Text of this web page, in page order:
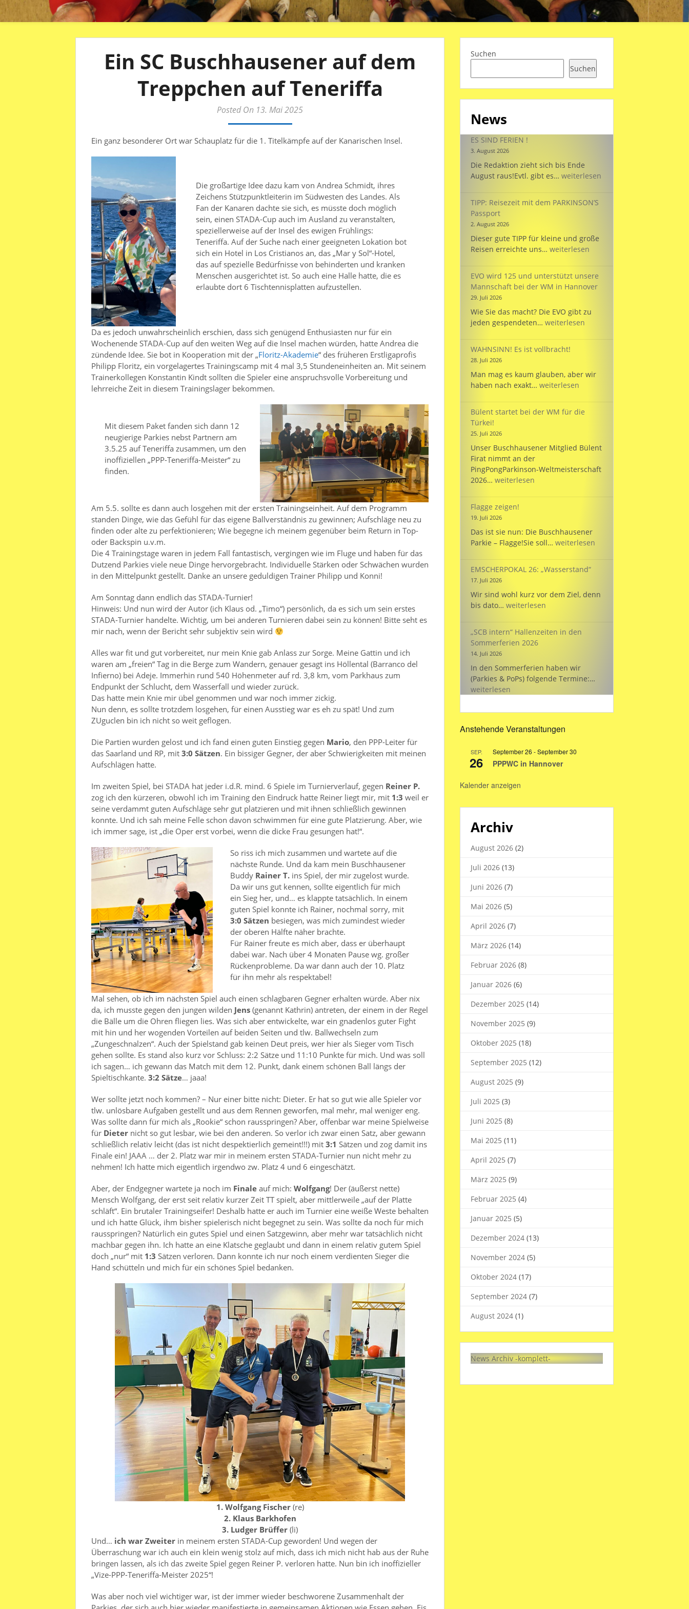
Ein SC Buschhausener auf dem
Treppchen auf Teneriffa
Posted On 13. Mai 2025
Ein ganz besonderer Ort war Schauplatz für die 1. Titelkämpfe auf der Kanarischen Insel.
Die großartige Idee dazu kam von Andrea Schmidt, ihres
Zeichens Stützpunktleiterin im Südwesten des Landes. Als
Fan der Kanaren dachte sie sich, es müsste doch möglich
sein, einen STADA-Cup auch im Ausland zu veranstalten,
speziellerweise auf der Insel des ewigen Frühlings:
Teneriffa. Auf der Suche nach einer geeigneten Lokation bot
sich ein Hotel in Los Cristianos an, das „Mar y Sol“-Hotel,
das auf spezielle Bedürfnisse von behinderten und kranken
Menschen ausgerichtet ist. So auch eine Halle hatte, die es
erlaubte dort 6 Tischtennisplatten aufzustellen.
Da es jedoch unwahrscheinlich erschien, dass sich genügend Enthusiasten nur für ein
Wochenende STADA-Cup auf den weiten Weg auf die Insel machen würden, hatte Andrea die
zündende Idee. Sie bot in Kooperation mit der „Floritz-Akademie“ des früheren Erstligaprofis
Philipp Floritz, ein vorgelagertes Trainingscamp mit 4 mal 3,5 Stundeneinheiten an. Mit seinem
Trainerkollegen Konstantin Kindt sollten die Spieler eine anspruchsvolle Vorbereitung und
lehrreiche Zeit in diesem Trainingslager bekommen.
Mit diesem Paket fanden sich dann 12
neugierige Parkies nebst Partnern am
3.5.25 auf Teneriffa zusammen, um den
inoffiziellen „PPP-Teneriffa-Meister“ zu
finden.
Am 5.5. sollte es dann auch losgehen mit der ersten Trainingseinheit. Auf dem Programm
standen Dinge, wie das Gefühl für das eigene Ballverständnis zu gewinnen; Aufschläge neu zu
finden oder alte zu perfektionieren; Wie begegne ich meinem gegenüber beim Return in Top-
oder Backspin u.v.m.
Die 4 Trainingstage waren in jedem Fall fantastisch, vergingen wie im Fluge und haben für das
Dutzend Parkies viele neue Dinge hervorgebracht. Individuelle Stärken oder Schwächen wurden
in den Mittelpunkt gestellt. Danke an unsere geduldigen Trainer Philipp und Konni!
Am Sonntag dann endlich das STADA-Turnier!
Hinweis: Und nun wird der Autor (ich Klaus od. „Timo“) persönlich, da es sich um sein erstes
STADA-Turnier handelte. Wichtig, um bei anderen Turnieren dabei sein zu können! Bitte seht es
mir nach, wenn der Bericht sehr subjektiv sein wird
Alles war fit und gut vorbereitet, nur mein Knie gab Anlass zur Sorge. Meine Gattin und ich
waren am „freien“ Tag in die Berge zum Wandern, genauer gesagt ins Höllental (Barranco del
Infierno) bei Adeje. Immerhin rund 540 Höhenmeter auf rd. 3,8 km, vom Parkhaus zum
Endpunkt der Schlucht, dem Wasserfall und wieder zurück.
Das hatte mein Knie mir übel genommen und war noch immer zickig.
Nun denn, es sollte trotzdem losgehen, für einen Ausstieg war es eh zu spät! Und zum
ZUguclen bin ich nicht so weit geflogen.
Die Partien wurden gelost und ich fand einen guten Einstieg gegen Mario, den PPP-Leiter für
das Saarland und RP, mit 3:0 Sätzen. Ein bissiger Gegner, der aber Schwierigkeiten mit meinen
Aufschlägen hatte.
Im zweiten Spiel, bei STADA hat jeder i.d.R. mind. 6 Spiele im Turnierverlauf, gegen Reiner P.
zog ich den kürzeren, obwohl ich im Training den Eindruck hatte Reiner liegt mir, mit 1:3 weil er
seine verdammt guten Aufschläge sehr gut platzieren und mit ihnen schließlich gewinnen
konnte. Und ich sah meine Felle schon davon schwimmen für eine gute Platzierung. Aber, wie
ich immer sage, ist „die Oper erst vorbei, wenn die dicke Frau gesungen hat!“.
So riss ich mich zusammen und wartete auf die
nächste Runde. Und da kam mein Buschhausener
Buddy Rainer T.ins Spiel, der mir zugelost wurde.
Da wir uns gut kennen, sollte eigentlich für mich
ein Sieg her, und… es klappte tatsächlich. In einem
guten Spiel konnte ich Rainer, nochmal sorry, mit
3:0 Sätzen besiegen, was mich zumindest wieder
der oberen Hälfte näher brachte.
Für Rainer freute es mich aber, dass er überhaupt
dabei war. Nach über 4 Monaten Pause wg. großer
Rückenprobleme. Da war dann auch der 10. Platz
für ihn mehr als respektabel!
Mal sehen, ob ich im nächsten Spiel auch einen schlagbaren Gegner erhalten würde. Aber nix
da, ich musste gegen den jungen wilden Jens (genannt Kathrin) antreten, der einem in der Regel
die Bälle um die Ohren fliegen lies. Was sich aber entwickelte, war ein gnadenlos guter Fight
mit hin und her wogenden Vorteilen auf beiden Seiten und tlw. Ballwechseln zum
„Zungeschnalzen“. Auch der Spielstand gab keinen Deut preis, wer hier als Sieger vom Tisch
gehen sollte. Es stand also kurz vor Schluss: 2:2 Sätze und 11:10 Punkte für mich. Und was soll
ich sagen… ich gewann das Match mit dem 12. Punkt, dank einem schönen Ball längs der
Spieltischkante. 3:2 Sätze… jaaa!
Wer sollte jetzt noch kommen? – Nur einer bitte nicht: Dieter. Er hat so gut wie alle Spieler vor
tlw. unlösbare Aufgaben gestellt und aus dem Rennen geworfen, mal mehr, mal weniger eng.
Was sollte dann für mich als „Rookie“ schon rausspringen? Aber, offenbar war meine Spielweise
für Dieter nicht so gut lesbar, wie bei den anderen. So verlor ich zwar einen Satz, aber gewann
schließlich relativ leicht (das ist nicht despektierlich gemeint!!!) mit 3:1 Sätzen und zog damit ins
Finale ein! JAAA … der 2. Platz war mir in meinem ersten STADA-Turnier nun nicht mehr zu
nehmen! Ich hatte mich eigentlich irgendwo zw. Platz 4 und 6 eingeschätzt.
Aber, der Endgegner wartete ja noch im Finale auf mich: Wolfgang! Der (äußerst nette)
Mensch Wolfgang, der erst seit relativ kurzer Zeit TT spielt, aber mittlerweile „auf der Platte
schläft“. Ein brutaler Trainingseifer! Deshalb hatte er auch im Turnier eine weiße Weste behalten
und ich hatte Glück, ihm bisher spielerisch nicht begegnet zu sein. Was sollte da noch für mich
rausspringen? Natürlich ein gutes Spiel und einen Satzgewinn, aber mehr war tatsächlich nicht
machbar gegen ihn. Ich hatte an eine Klatsche geglaubt und dann in einem relativ gutem Spiel
doch „nur“ mit 1:3 Sätzen verloren. Dann konnte ich nur noch einem verdienten Sieger die
Hand schütteln und mich für ein schönes Spiel bedanken.
1. Wolfgang Fischer (re)
2. Klaus Barkhofen
3. Ludger Brüffer (li)
Und… ich war Zweiter in meinem ersten STADA-Cup geworden! Und wegen der
Überraschung war ich auch ein klein wenig stolz auf mich, dass ich mich nicht hab aus der Ruhe
bringen lassen, als ich das zweite Spiel gegen Reiner P. verloren hatte. Nun bin ich inoffizieller
„Vize-PPP-Teneriffa-Meister 2025“!
Was aber noch viel wichtiger war, ist der immer wieder beschworene Zusammenhalt der
Suchen
Suchen
News
ES SIND FERIEN !
3. August 2026
Die Redaktion zieht sich bis Ende
August raus!Evtl. gibt es… ES
!
weiterlesen
TIPP: Reisezeit mit dem PARKINSON’S
Passport
2. August 2026
Dieser gute TIPP für kleine und große
Reisen erreichte uns… TIPP:
dem
PARKINSON’S
weiterlesen
EVO wird 125 und unterstützt unsere
Mannschaft bei der WM in Hannover
29. Juli 2026
Wie Sie das macht? Die EVO gibt zu
jeden gespendeten… EVO
und
unsere
Mannschaft
der
weiterlesen
WAHNSINN! Es ist vollbracht!
28. Juli 2026
Man mag es kaum glauben, aber wir
haben nach exakt… WAHNSINN!
vollbracht!
weiterlesen
Bülent startet bei der WM für die
Türkei!
25. Juli 2026
Unser Buschhausener Mitglied Bülent
Firat nimmt an der
PingPongParkinson-Weltmeisterschaft
2026… Bülent
der
WM
für
die
weiterlesen
Flagge zeigen!
19. Juli 2026
Das ist sie nun: Die Buschhausener
Parkie – Flagge!Sie soll… Flagge
weiterlesen
EMSCHERPOKAL 26: „Wasserstand“
17. Juli 2026
Wir sind wohl kurz vor dem Ziel, denn
bis dato… EMSCHERPOKAL
weiterlesen
„SCB intern“ Hallenzeiten in den
Sommerferien 2026
14. Juli 2026
In den Sommerferien haben wir
(Parkies & PoPs) folgende Termine:…
in
weiterlesen
Anstehende Veranstaltungen
SEP.
26
September 26 -September 30
PPPWC in Hannover
Kalender anzeigen
Archiv
August 2026 (2)
Juli 2026 (13)
Juni 2026 (7)
Mai 2026 (5)
April 2026 (7)
März 2026 (14)
Februar 2026 (8)
Januar 2026 (6)
Dezember 2025 (14)
November 2025 (9)
Oktober 2025 (18)
September 2025 (12)
August 2025 (9)
Juli 2025 (3)
Juni 2025 (8)
Mai 2025 (11)
April 2025 (7)
März 2025 (9)
Februar 2025 (4)
Januar 2025 (5)
Dezember 2024 (13)
November 2024 (5)
Oktober 2024 (17)
September 2024 (7)
August 2024 (1)
News Archiv -komplett-